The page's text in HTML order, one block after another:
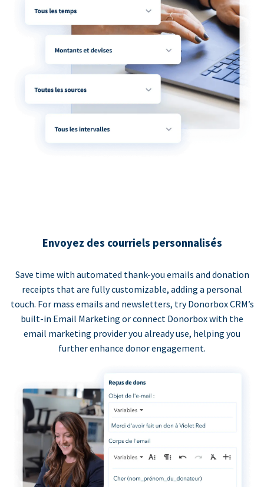
Envoyez des courriels personnalisés
Save time with automated thank-you emails and donation
receipts that are fully customizable, adding a personal
touch. For mass emails and newsletters, try Donorbox CRM’s
built-in Email Marketing or connect Donorbox with the
email marketing provider you already use, helping you
further enhance donor engagement.